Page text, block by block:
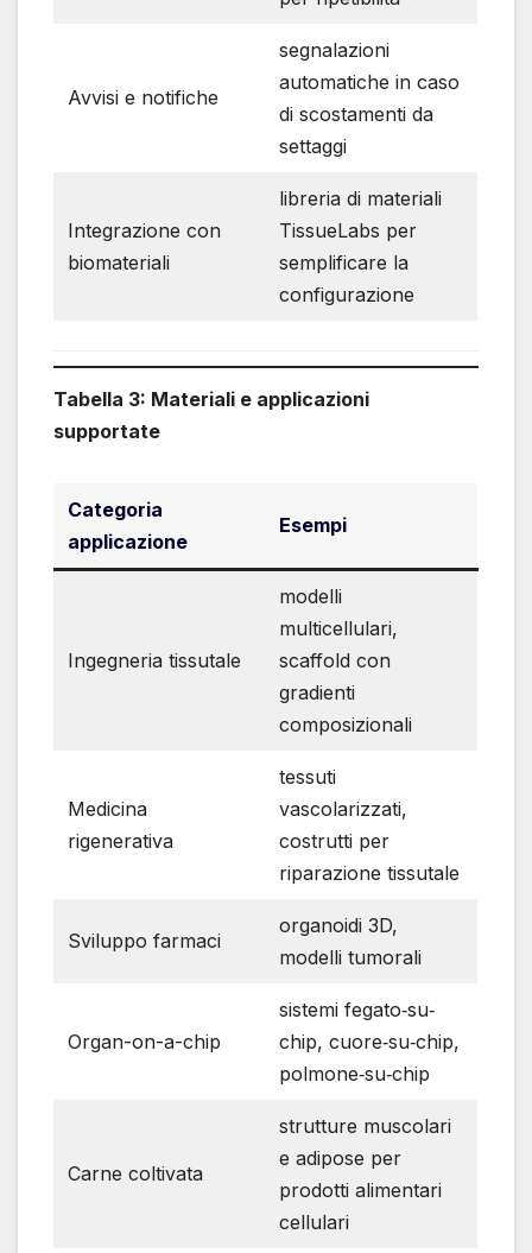
Avvisi e notifiche
segnalazioni
automatiche in caso
di scostamenti da
settaggi
Integrazione con
biomateriali
libreria di materiali
TissueLabs per
semplificare la
configurazione
Tabella 3: Materiali e applicazioni
supportate
Categoria
applicazione
Esempi
Ingegneria tissutale
modelli
multicellulari,
scaffold con
gradienti
composizionali
Medicina
rigenerativa
tessuti
vascolarizzati,
costrutti per
riparazione tissutale
Sviluppo farmaci
organoidi 3D,
modelli tumorali
Organ-on-a-chip
sistemi fegato‐su‐
chip, cuore‐su‐chip,
polmone‐su‐chip
Carne coltivata
strutture muscolari
e adipose per
prodotti alimentari
cellulari